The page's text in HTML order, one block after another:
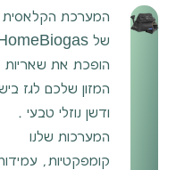
המערכת הקלאסית
של HomeBiogas
הופכת את שאריות
המזון שלכם לגז
ודשן נוזלי טבעי .
המערכות שלנו
קומפקטיות,